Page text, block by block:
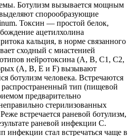
Ботулизм вызывается мощным
спорообразующие
Токсин — простой белок,
ацетилхолина
кальция, в норме связанного
сходный с миастенией
нейротоксина (А, В, C1, С2,
(А, В, Е и F) вызывают
ботулизм человека. Встречаются
тип (пищевой
предварительно
стерилизованных
встречается раневой ботулизм,
раневой инфекции С.
инфекции стал встречаться чаще в